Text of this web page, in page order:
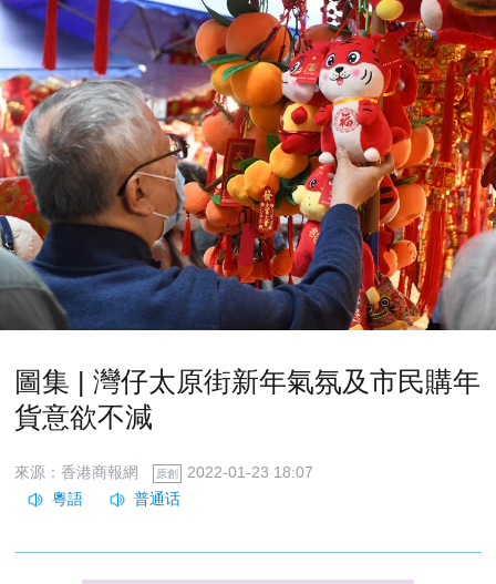
圖集 | 灣仔太原街新年氣氛及市民購年
貨意欲不減
來源：香港商報網 原創 2022-01-23 18:07